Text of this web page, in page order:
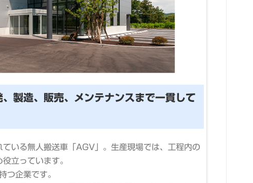
製造、販売、メンテナンスまで一貫して
いる無人搬送車「AGV」。生産現場では、工程内の
立っています。
つ企業です。